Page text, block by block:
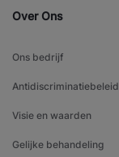
Over Ons
Ons bedrijf
Antidiscriminatiebeleid
Visie en waarden
Gelijke behandeling